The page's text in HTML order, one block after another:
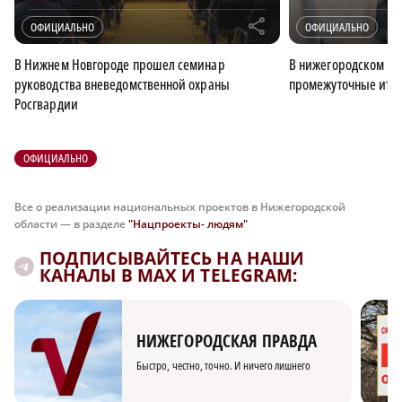
ОФИЦИАЛЬНО r
В Нижнем Новгороде прошел семинар
руководства вневедомственной охраны
Росгвардии
ОФИЦИАЛЬНО
В нижегородском
промежуточные
ОФИЦИАЛЬНО
Все о реализации национальных проектов в Нижегородской
области — в разделе"Нацпроекты- людям"
ПОДПИСЫВАЙТЕСЬ НА НАШИ
КАНАЛЫ В MAX И TELEGRAM:
НИЖЕГОРОДСКАЯ ПРАВДА
Быстро, честно, точно. И ничего лишнего